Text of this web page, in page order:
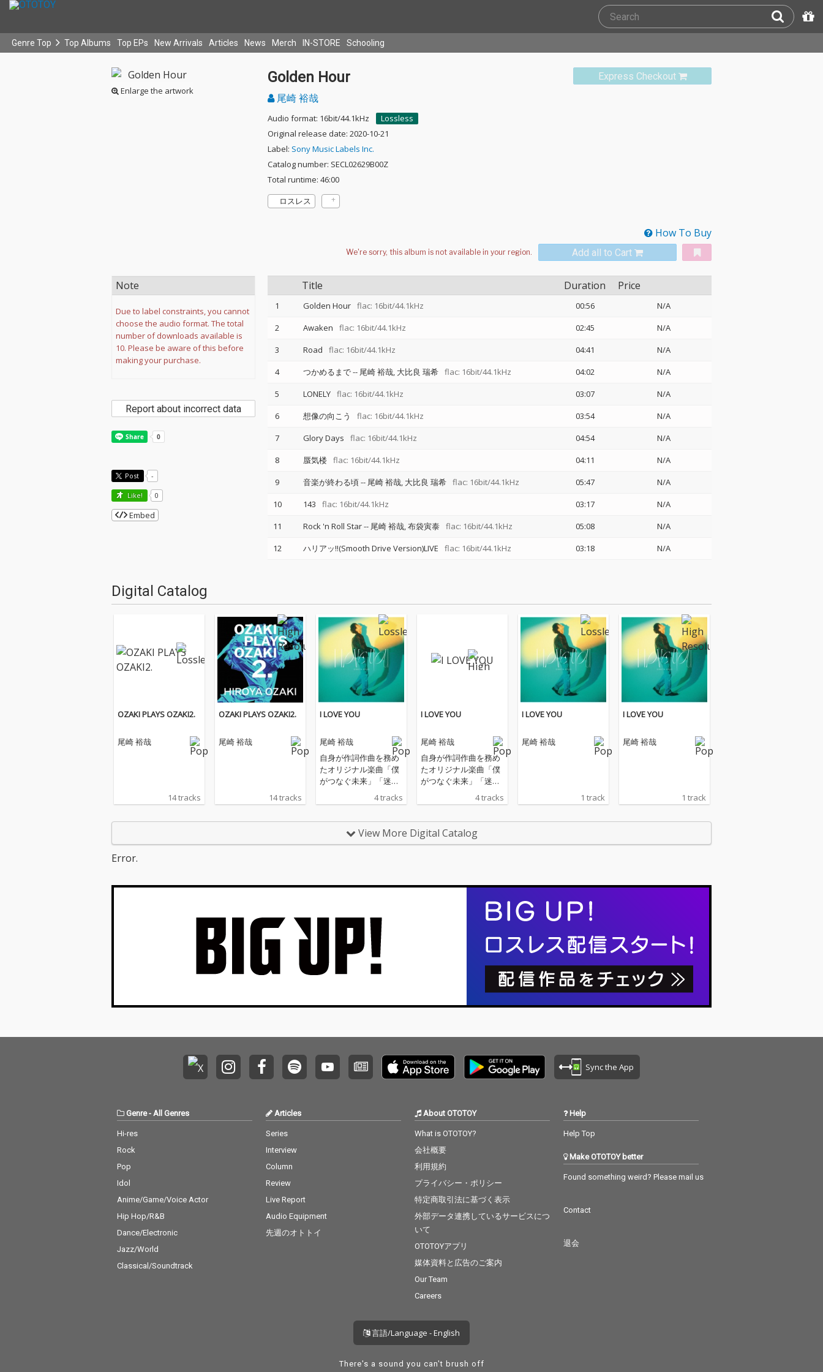
Genre Top Top Albums Top EPs New Arrivals Articles News Merch IN-STORE Schooling
Enlarge the artwork
Express Checkout
Golden Hour
尾崎 裕哉
Audio format: 16bit/44.1kHz
Lossless
Original release date: 2020-10-21
Label: Sony Music Labels Inc.
Catalog number: SECL02629B00Z
Total runtime: 46:00
ロスレス
How To Buy
Add all to Cart
Title Duration Price
1 Golden Hour flac: 16bit/44.1kHz 00:56
N/A
2
Awaken flac: 16bit/44.1kHz 02:45
N/A
3
Road flac: 16bit/44.1kHz 04:41
N/A
4
つかめるまで-- 尾崎 裕哉 大比良 瑞希 flac: 16bit/44.1kHz 04:02
N/A
5
LONELY flac: 16bit/44.1kHz 03:07
N/A
6
想像の向こう flac: 16bit/44.1kHz 03:54
N/A
7
Glory Days flac: 16bit/44.1kHz 04:54
N/A
8
蜃気楼 flac: 16bit/44.1kHz 04:11
N/A
9
音楽が終わる頃-- 尾崎 裕哉 大比良 瑞希 flac: 16bit/44.1kHz 05:47
N/A
10
143 flac: 16bit/44.1kHz 03:17
N/A
11
Rock 'n Roll Star-- 尾崎 裕哉 布袋寅泰 flac: 16bit/44.1kHz 05:08
N/A
12
ハリアッ!!(Smooth Drive Version)LIVE flac: 16bit/44.1kHz 03:18 N/A
Note
Due to label constraints, you cannot
choose the audio format. The total
number of downloads available is
10. Please be aware of this before
making your purchase.
Report about incorrect data
Post -
Like! 0
Embed
Digital Catalog
OZAKI PLAYS OZAKI2.
尾崎 裕哉
14 tracks
OZAKI PLAYS OZAKI2.
尾崎 裕哉
14 tracks
I LOVE YOU
尾崎 裕哉
自身が作詞作曲を務め
たオリジナル楽曲「僕
がつなぐ未来」「迷わ
父：尾崎豊の名曲2曲
MY LITTLE GIRL」を収
録した4曲入りのEPが
4 tracks
I LOVE YOU
尾崎 裕哉
自身が作詞作曲を務め
たオリジナル楽曲「僕
がつなぐ未来」「迷わ
父：尾崎豊の名曲2曲
MY LITTLE GIRL」を収
録した4曲入りのEPが
4 tracks
I LOVE YOU
尾崎 裕哉
1 track
I LOVE YOU
尾崎 裕哉
1 track
View More Digital Catalog
Error.
Sync the App
Genre- All Genres
Hi-res
Rock
Pop
Idol
Anime/Game/Voice Actor
Hip Hop/R&B
Dance/Electronic
Jazz/World
Classical/Soundtrack
Articles
Series
Interview
Column
Review
Live Report
Audio Equipment
先週のオトトイ
About OTOTOY
What is OTOTOY?
会社概要
利用規約
プライバシー・ポリシー
特定商取引法に基づく表示
外部データ連携しているサービスにつ
いて
OTOTOYアプリ
媒体資料と広告のご案内
Our Team
Careers
Help
Help Top
Make OTOTOY better
Found something weird? Please mail us
Contact
退会
言語/Language - English
There's a sound you can't brush off